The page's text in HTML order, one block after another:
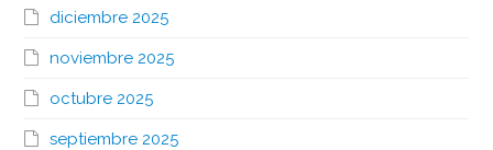
diciembre 2025
noviembre 2025
octubre 2025
septiembre 2025